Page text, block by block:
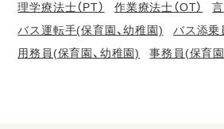
理学療法士（PT）
作業療法士（OT）
バス運転手(保育園、幼稚園)
バス添乗
用務員(保育園、幼稚園)
事務員(保育